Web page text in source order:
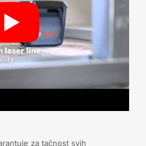
za tačnost svih